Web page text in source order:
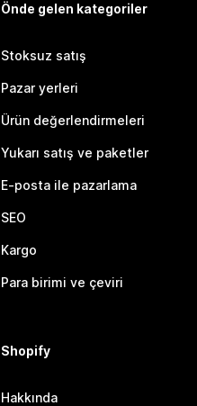
Önde gelen kategoriler
Stoksuz satış
Pazar yerleri
Ürün değerlendirmeleri
Yukarı satış ve paketler
E-posta ile pazarlama
SEO
Kargo
Para birimi ve çeviri
Shopify
Hakkında